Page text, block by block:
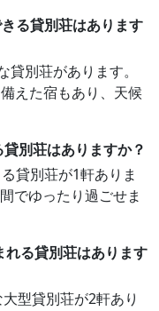
る貸別荘はあります
別荘があります。
えた宿もあり、天候
別荘はありますか？
貸別荘が1軒ありま
でゆったり過ごせま
れる貸別荘はあります
型貸別荘が2軒あり